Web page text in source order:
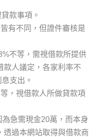
款事項。
有不同，但證件審核是
不等，需視借款所提供
款人議定，各家利率不
支出。
，視借款人所做貸款項
急需現金20萬，而本身
透過本網站取得與借款商